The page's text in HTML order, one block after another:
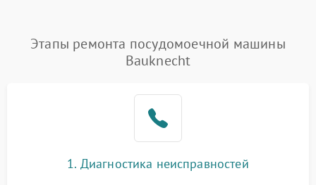
Проблемы с набором
воды
1800 ₽ Подробнее →
1700 ₽
циркуляционным насосом
2100 ₽ Подробнее →
Этапы ремонта посудомоечной машины
Bauknecht
1. Диагностика неисправностей